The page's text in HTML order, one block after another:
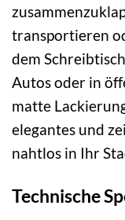
transportieren
dem
Autos oder in
matte
elegantes und
nahtlos in Ihr
Technische